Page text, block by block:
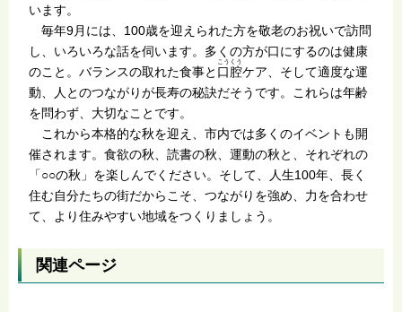
います。
毎年9月には、100歳を迎えられた方を敬老のお祝いで訪問
し、いろいろな話を伺います。多くの方が口にするのは健康
のこと。バランスの取れた食事と 口腔
こうくう
ケア、そして適度な運
動、人とのつながりが長寿の秘訣だそうです。これらは年齢
を問わず、大切なことです。
これから本格的な秋を迎え、市内では多くのイベントも開
催されます。食欲の秋、読書の秋、運動の秋と、それぞれの
「○○の秋」を楽しんでください。そして、人生100年、長く
住む自分たちの街だからこそ、つながりを強め、力を合わせ
て、より住みやすい地域をつくりましょう。
関連ページ